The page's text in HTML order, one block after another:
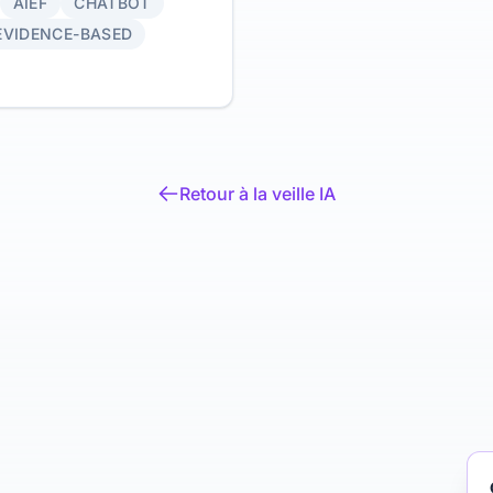
Article fondateur de
BASED
Retour à la veille IA